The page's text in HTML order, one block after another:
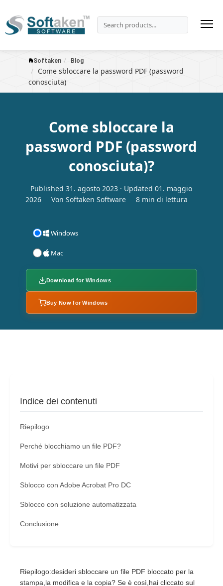
Softaken Blog
Come sbloccare la password PDF (password
conosciuta)
Come sbloccare la
password PDF (password
conosciuta)?
Published 31. agosto 2023 · Updated 01. maggio
2026
Von Softaken Software 8 min di lettura
Windows
Mac
Download for Windows
Buy Now for Windows
Indice dei contenuti
Riepilogo
Perché blocchiamo un file PDF?
Motivi per sbloccare un file PDF
Sblocco con Adobe Acrobat Pro DC
Sblocco con soluzione automatizzata
Conclusione
Riepilogo:desideri sbloccare un file PDF bloccato per la
stampa,la modifica e la copia? Se è così,hai cliccato sul